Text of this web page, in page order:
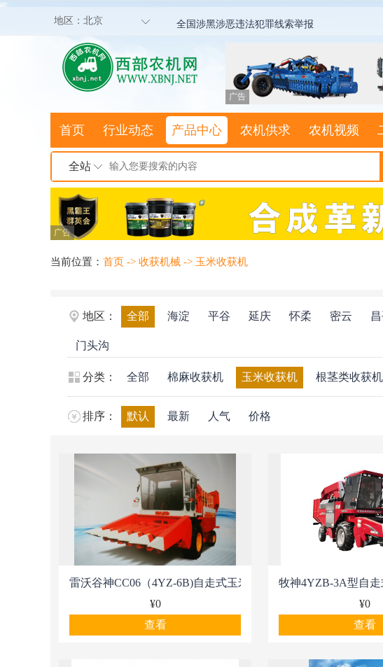
地区： 北京 全国涉黑涉恶违法犯罪线索举报
广告
首页 行业动态 产品中心 农机供求 农机视频
全站
广告
当前位置： 首页 -> 收获机械 -> 玉米收获机
地区： 全部 海淀 平谷 延庆 怀柔 密云
门头沟
分类： 全部 棉麻收获机 玉米收获机 根茎类收获机
排序： 默认 最新 人气 价格
雷沃谷神CC06（4YZ-6B)自走式玉米收获机
¥0
查看
牧神4YZB-3A型自
¥0
查看